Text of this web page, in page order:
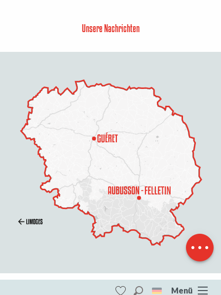
Menü
Beschreibung
Service
Per E-Mail
kontaktieren
Unsere Nachrichten